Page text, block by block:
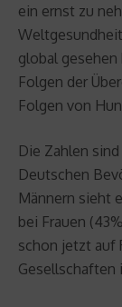
ein ernst zu
global gesehen
Folgen der
Folgen von
Die Zahlen
Deutschen
Männern sieht
bei Frauen
schon jetzt auf
Gesellschaften